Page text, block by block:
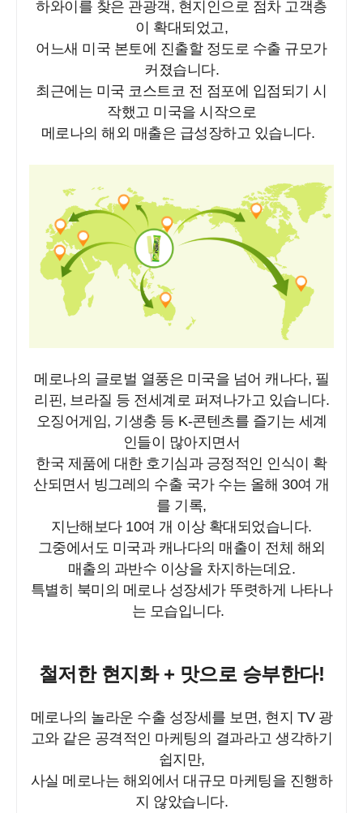
하와이를 찾은 관광객, 현지인으로 점차 고객층
이 확대되었고,
어느새 미국 본토에 진출할 정도로 수출 규모가
커졌습니다.
최근에는 미국 코스트코 전 점포에 입점되기 시
작했고 미국을 시작으로
메로나의 해외 매출은 급성장하고 있습니다.
메로나의 글로벌 열풍은 미국을 넘어 캐나다, 필
리핀, 브라질 등 전세계로 퍼져나가고 있습니다.
오징어게임, 기생충 등 K-콘텐츠를 즐기는 세계
인들이 많아지면서
한국 제품에 대한 호기심과 긍정적인 인식이 확
산되면서 빙그레의 수출 국가 수는 올해 30여 개
를 기록,
지난해보다 10여 개 이상 확대되었습니다.
그중에서도 미국과 캐나다의 매출이 전체 해외
매출의 과반수 이상을 차지하는데요.
특별히 북미의 메로나 성장세가 뚜렷하게 나타나
는 모습입니다.
철저한 현지화 + 맛으로 승부한다!
메로나의 놀라운 수출 성장세를 보면, 현지 TV 광
고와 같은 공격적인 마케팅의 결과라고 생각하기
쉽지만,
사실 메로나는 해외에서 대규모 마케팅을 진행하
지 않았습니다.